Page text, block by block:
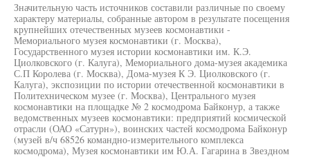
Значительную часть источников составили различные по своему
характеру материалы, собранные автором в результате посещения
крупнейших отечественных музеев космонавтики -
Мемориального музея космонавтики (г. Москва),
Государственного музея истории космонавтики им. К.Э.
Циолковского (г. Калуга), Мемориального дома-музея академика
С.П Королева (г. Москва), Дома-музея К Э. Циолковского (г.
Калуга), экспозиции по истории отечественной космонавтики в
Политехническом музее (г. Москва), Центрального музея
космонавтики на площадке № 2 космодрома Байконур, а также
ведомственных музеев космонавтики: предприятий космической
отрасли (ОАО «Сатурн»), воинских частей космодрома Байконур
(музей в/ч 68526 командно-измерительного комплекса
космодрома), Музея космонавтики им Ю.А. Гагарина в Звездном